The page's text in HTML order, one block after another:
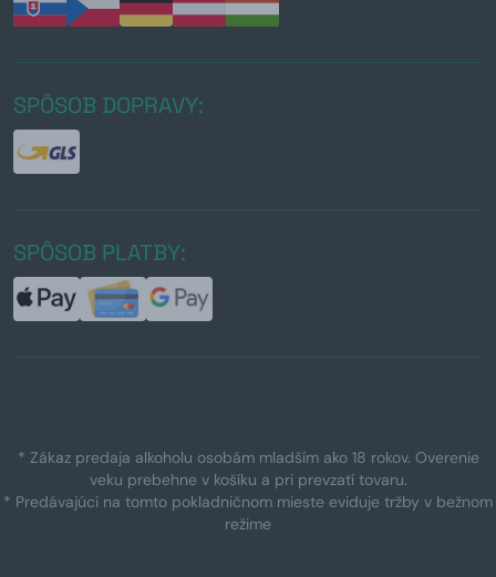
SPÔSOB DOPRAVY:
SPÔSOB PLATBY:
* Zákaz predaja alkoholu osobám mladším ako 18 rokov. Overenie
veku prebehne v košíku a pri prevzatí tovaru.
* Predávajúci na tomto pokladničnom mieste eviduje tržby v bežnom
režime